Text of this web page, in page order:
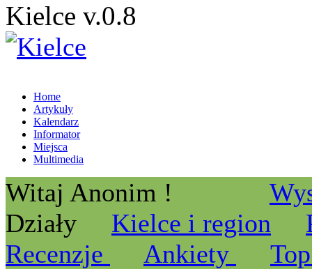
Kielce v.0.8
Home
Artykuły
Kalendarz
Informator
Miejsca
Multimedia
Witaj Anonim !
Działy
Kielce i region
Recenzje
Ankiety